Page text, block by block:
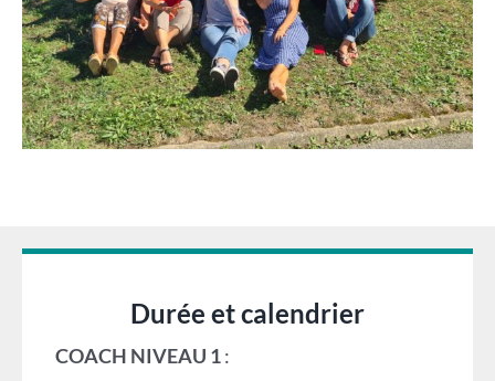
Durée et calendrier
COACH NIVEAU 1: